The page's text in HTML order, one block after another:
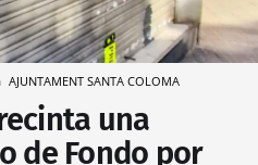
AJUNTAMENT SANTA COLOMA
una
de Fondo por